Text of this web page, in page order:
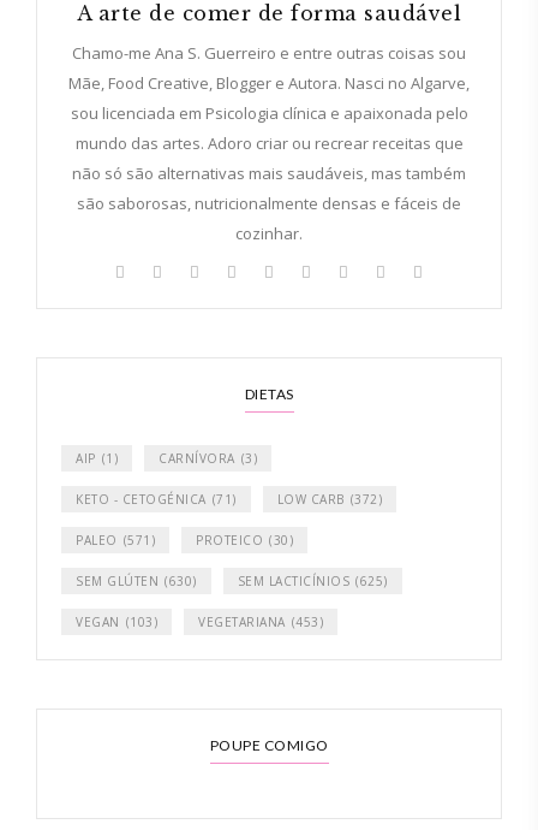
A arte de comer de forma saudável
Chamo-me Ana S. Guerreiro e entre outras coisas sou
Mãe, Food Creative, Blogger e Autora. Nasci no Algarve,
sou licenciada em Psicologia clínica e apaixonada pelo
mundo das artes. Adoro criar ou recrear receitas que
não só são alternativas mais saudáveis, mas também
são saborosas, nutricionalmente densas e fáceis de
cozinhar.
DIETAS
AIP (1) CARNÍVORA (3)
KETO - CETOGÉNICA (71) LOW CARB (372)
PALEO (571) PROTEICO (30)
SEM GLÚTEN (630) SEM LACTICÍNIOS (625)
VEGAN (103) VEGETARIANA (453)
POUPE COMIGO